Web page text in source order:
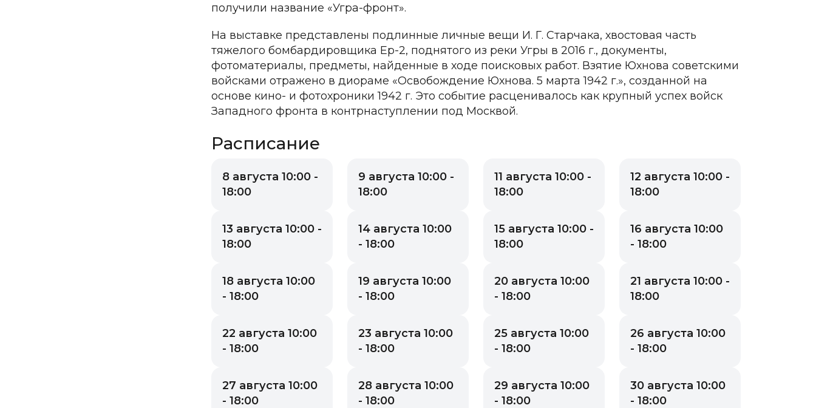
получили название «Угра-фронт».
На выставке представлены подлинные личные вещи И. Г. Старчака, хвостовая часть
тяжелого бомбардировщика Ер-2, поднятого из реки Угры в 2016 г., документы,
фотоматериалы, предметы, найденные в ходе поисковых работ. Взятие Юхнова советскими
войсками отражено в диораме «Освобождение Юхнова. 5 марта 1942 г.», созданной на
основе кино- и фотохроники 1942 г. Это событие расценивалось как крупный успех войск
Западного фронта в контрнаступлении под Москвой.
Расписание
8 августа 10:00 -
18:00
9 августа 10:00 -
18:00
11 августа 10:00 -
18:00
12 августа 10:00 -
18:00
13 августа 10:00 -
18:00
14 августа 10:00
- 18:00
15 августа 10:00 -
18:00
16 августа 10:00
- 18:00
18 августа 10:00
- 18:00
19 августа 10:00
- 18:00
20 августа 10:00
- 18:00
21 августа 10:00 -
18:00
22 августа 10:00
- 18:00
23 августа 10:00
- 18:00
25 августа 10:00
- 18:00
26 августа 10:00
- 18:00
27 августа 10:00
- 18:00
28 августа 10:00
- 18:00
29 августа 10:00
- 18:00
30 августа 10:00
- 18:00